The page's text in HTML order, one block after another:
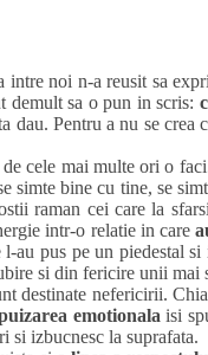
noi n-a reusit sa
demult sa o pun in scris:
Pentru a nu se crea
cele mai multe ori o
simte bine cu tine, se
raman cei care la
intr-o relatie in care
pus pe un piedestal
si din fericire unii
destinate nefericirii.
emotionala isi
si izbucnesc la suprafata.